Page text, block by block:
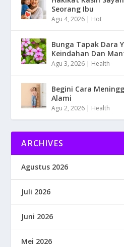
Seorang Ibu
Agu 4, 2026 | Hot
Bunga Tapak Dara
Keindahan Dan
Agu 3, 2026 | Health
Begini Cara
Alami
Agu 2, 2026 | Health
ARCHIVES
Agustus 2026
Juli 2026
Juni 2026
Mei 2026